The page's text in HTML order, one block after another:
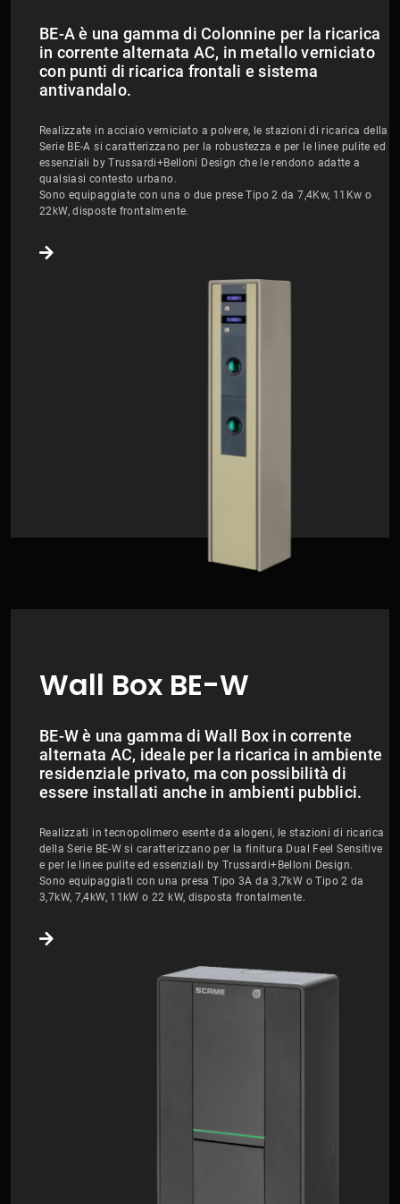
BE-A è una gamma di Colonnine per la ricarica
in corrente alternata AC, in metallo verniciato
con punti di ricarica frontali e sistema
antivandalo.
Realizzate in acciaio verniciato a polvere, le stazioni di ricarica della
Serie BE-A si caratterizzano per la robustezza e per le linee pulite ed
essenziali by Trussardi+Belloni Design che le rendono adatte a
qualsiasi contesto urbano.
Sono equipaggiate con una o due prese Tipo 2 da 7,4Kw, 11Kw o
22kW, disposte frontalmente.
Wall Box BE-W
BE-W è una gamma di Wall Box in corrente
alternata AC, ideale per la ricarica in ambiente
residenziale privato, ma con possibilità di
essere installati anche in ambienti pubblici.
Realizzati in tecnopolimero esente da alogeni, le stazioni di ricarica
della Serie BE-W si caratterizzano per la finitura Dual Feel Sensitive
e per le linee pulite ed essenziali by Trussardi+Belloni Design.
Sono equipaggiati con una presa Tipo 3A da 3,7kW o Tipo 2 da
3,7kW, 7,4kW, 11kW o 22 kW, disposta frontalmente.